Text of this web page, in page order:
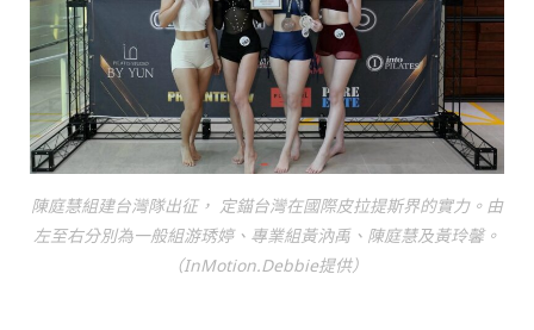
陳庭慧組建台灣隊出征， 定錨台灣在國際皮拉提斯界的實力。由
左至右分別為一般組游琇婷、專業組黃汭禹、陳庭慧及黃玲馨。
（InMotion.Debbie提供）